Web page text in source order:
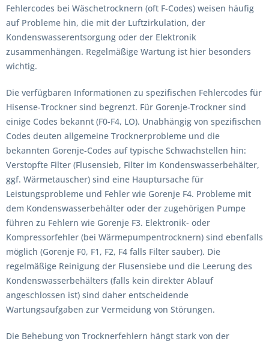
Fehlercodes bei Wäschetrocknern (oft F-Codes) weisen häufig
auf Probleme hin, die mit der Luftzirkulation, der
Kondenswasserentsorgung oder der Elektronik
zusammenhängen. Regelmäßige Wartung ist hier besonders
wichtig.
Die verfügbaren Informationen zu spezifischen Fehlercodes für
Hisense-Trockner sind begrenzt. Für Gorenje-Trockner sind
einige Codes bekannt (F0-F4, LO). Unabhängig von spezifischen
Codes deuten allgemeine Trocknerprobleme und die
bekannten Gorenje-Codes auf typische Schwachstellen hin:
Verstopfte Filter (Flusensieb, Filter im Kondenswasserbehälter,
ggf. Wärmetauscher) sind eine Hauptursache für
Leistungsprobleme und Fehler wie Gorenje F4. Probleme mit
dem Kondenswasserbehälter oder der zugehörigen Pumpe
führen zu Fehlern wie Gorenje F3. Elektronik- oder
Kompressorfehler (bei Wärmepumpentrocknern) sind ebenfalls
möglich (Gorenje F0, F1, F2, F4 falls Filter sauber). Die
regelmäßige Reinigung der Flusensiebe und die Leerung des
Kondenswasserbehälters (falls kein direkter Ablauf
angeschlossen ist) sind daher entscheidende
Wartungsaufgaben zur Vermeidung von Störungen.
Die Behebung von Trocknerfehlern hängt stark von der